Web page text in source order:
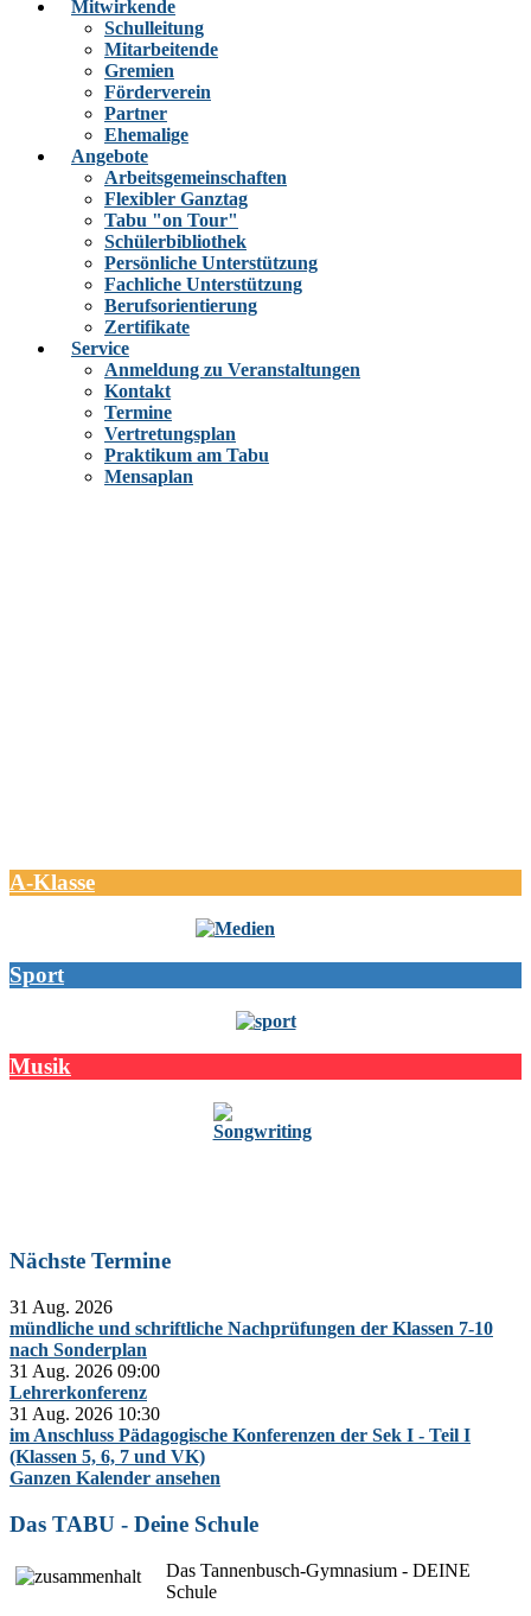
Mitwirkende
Schulleitung
Mitarbeitende
Gremien
Förderverein
Partner
Ehemalige
Angebote
Arbeitsgemeinschaften
Flexibler Ganztag
Tabu "on Tour"
Schülerbibliothek
Persönliche Unterstützung
Fachliche Unterstützung
Berufsorientierung
Zertifikate
Service
Anmeldung zu Veranstaltungen
Kontakt
Termine
Vertretungsplan
Praktikum am Tabu
Mensaplan
A-Klasse
Sport
Musik
Nächste Termine
31 Aug. 2026
mündliche und schriftliche Nachprüfungen der Klassen 7-10
nach Sonderplan
31 Aug. 2026 09:00
Lehrerkonferenz
31 Aug. 2026 10:30
im Anschluss Pädagogische Konferenzen der Sek I - Teil I
(Klassen 5, 6, 7 und VK)
Ganzen Kalender ansehen
Das TABU - Deine Schule
Das Tannenbusch-Gymnasium - DEINE
Schule